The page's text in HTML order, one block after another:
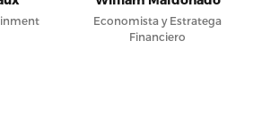
Economista y Estratega
Financiero